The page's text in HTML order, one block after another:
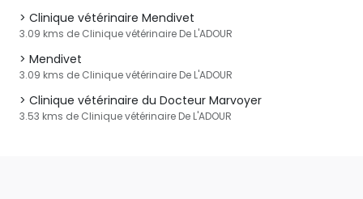
Clinique vétérinaire Mendivet
3.09 kms de Clinique vétérinaire De L'ADOUR
Mendivet
3.09 kms de Clinique vétérinaire De L'ADOUR
Clinique vétérinaire du Docteur Marvoyer
3.53 kms de Clinique vétérinaire De L'ADOUR